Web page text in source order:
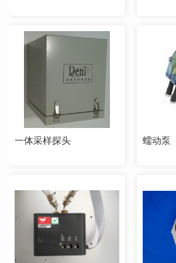
一体采样探头 蠕动泵